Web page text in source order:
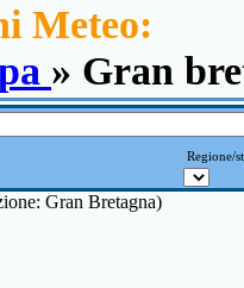
Meteo:
» Gran
Regione/
Gran Bretagna)